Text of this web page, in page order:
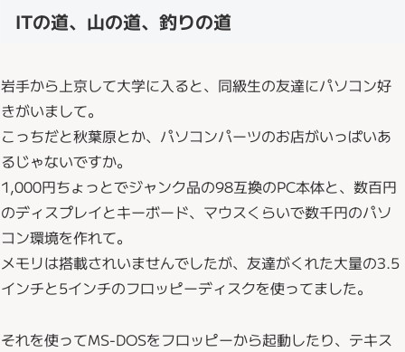
ITの道、山の道、釣りの道
岩手から上京して大学に入ると、同級生の友達にパソコン好
きがいまして。
こっちだと秋葉原とか、パソコンパーツのお店がいっぱいあ
るじゃないですか。
1,000円ちょっとでジャンク品の98互換のPC本体と、数百円
のディスプレイとキーボード、マウスくらいで数千円のパソ
コン環境を作れて。
メモリは搭載されいませんでしたが、友達がくれた大量の3.5
インチと5インチのフロッピーディスクを使ってました。
それを使ってMS-DOSをフロッピーから起動したり、テキス